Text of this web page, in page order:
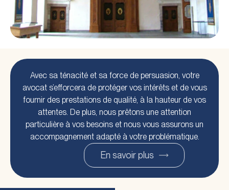
Avec sa ténacité et sa force de persuasion, votre
avocat s’efforcera de protéger vos intérêts et de vous
fournir des prestations de qualité, à la hauteur de vos
attentes. De plus, nous prêtons une attention
particulière à vos besoins et nous vous assurons un
accompagnement adapté à votre problématique.
En savoir plus